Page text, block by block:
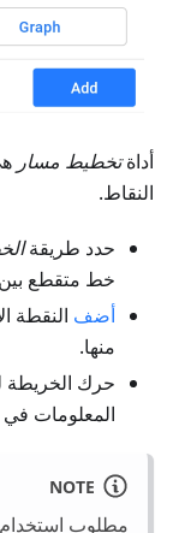
أداةتخطيط مسار
النقاط.
حدد طريقة
خط متقطع بين
أضف النقطة
منها.
حرك الخريطة
المعلومات
NOTE
مطلوب